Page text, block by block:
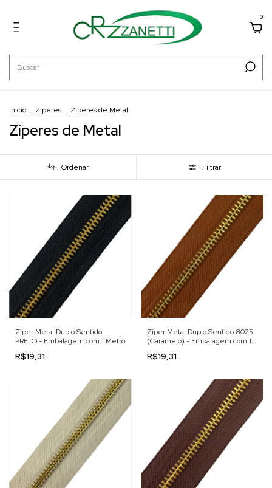
0
Início . Zíperes . Zíperes de Metal
Zíperes de Metal
Ordenar Filtrar
Zíper Metal Duplo Sentido
PRETO - Embalagem com 1 Metro
R$19,31
Zíper Metal Duplo Sentido 8025
(Caramelo) - Embalagem com 1
R$19,31